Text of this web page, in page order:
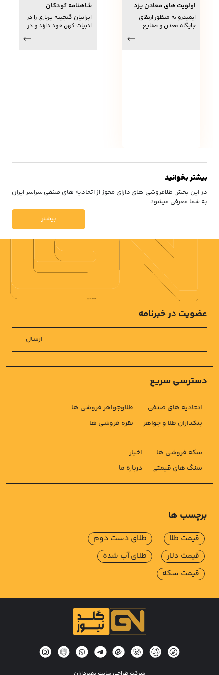
اولویت های معادن یزد
ایمیدرو به منظور ارتقای
جایگاه معدن و صنایع
شاهنامه کودکان
درصدربازآفرینی متون
کهن ادب فارسی
ایرانیان گنجینه پرباری را در
ادبیات کهن خود دارند و در
عمده این کتاب‌ها، قصه‌ها و
بیشتر بخوانید
در این بخش طلافروشی های دارای مجوز از اتحادیه های صنفی سراسر ایران
به شما معرفی میشود. ...
بیشتر
دسترسی سریع
اتحادیه های صنفی
بنکداران طلا و جواهر
طلاوجواهر فروشی ها
نقره فروشی ها
سکه فروشی ها
سنگ های قیمتی
اخبار
درباره ما
عضویت در خبرنامه
ارسال
برچسب ها
قیمت طلا
قیمت دلار
قیمت سکه
طلای دست دوم
طلای آب شده
شرکت طراحی سایت بهپردازان